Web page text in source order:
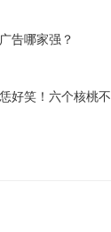
告哪家强？
好笑！六个核桃不